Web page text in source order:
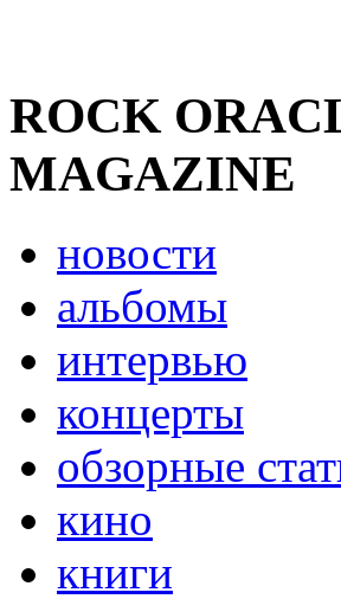
ROCK
MAGAZINE
новости
альбомы
интервью
концерты
обзорные
кино
книги